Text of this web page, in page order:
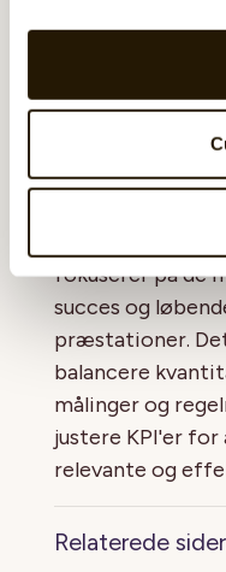
KPI'er er
forbedre
omhyggeligt at
fokuserer på de
succes og
præstationer.
balancere
målinger og
justere KPI'er
relevante og
Relaterede